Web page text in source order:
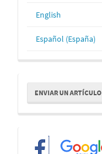
English
Español (España)
Enviar
un
artículo
ENVIAR UN ARTÍCULO
Redes